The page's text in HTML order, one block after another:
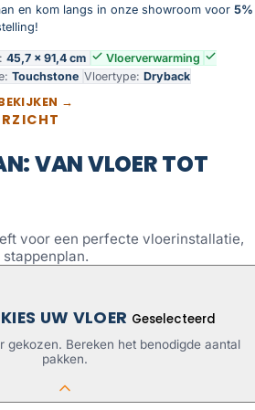
en kom langs in onze showroom voor 5%
45,7 × 91,4 cm
Vloerverwarming
Touchstone Vloertype: Dryback
→
VAN VLOER TOT
voor een perfecte vloerinstallatie,
UW VLOER Geselecteerd
gekozen. Bereken het benodigde aantal
pakken.